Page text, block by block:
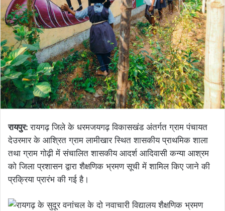
रायपुर:रायगढ़ जिले के धरमजयगढ़ विकासखंड अंतर्गत ग्राम पंचायत
देउरमार के आश्रित ग्राम लामीखार स्थित शासकीय प्राथमिक शाला
तथा ग्राम गोढ़ी में संचालित शासकीय आदर्श आदिवासी कन्या आश्रम
को जिला प्रशासन द्वारा शैक्षणिक भ्रमण सूची में शामिल किए जाने की
प्रक्रिया प्रारंभ की गई है।